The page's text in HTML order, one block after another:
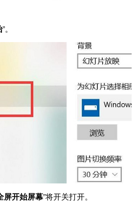
”。
屏开始屏幕”将开关打开。